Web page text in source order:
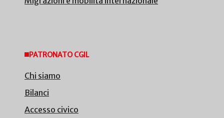
PATRONATO CGIL
Chi siamo
Bilanci
Accesso civico